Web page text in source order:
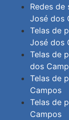
Redes de
José dos
Telas de
José dos
Telas de
dos
Telas de
Campos
Telas de
Campos